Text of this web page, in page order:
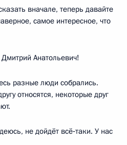
вначале, теперь давайте
самое интересное, что
Анатольевич!
разные люди собрались.
относятся, некоторые друг
не дойдёт всё‑таки. У нас